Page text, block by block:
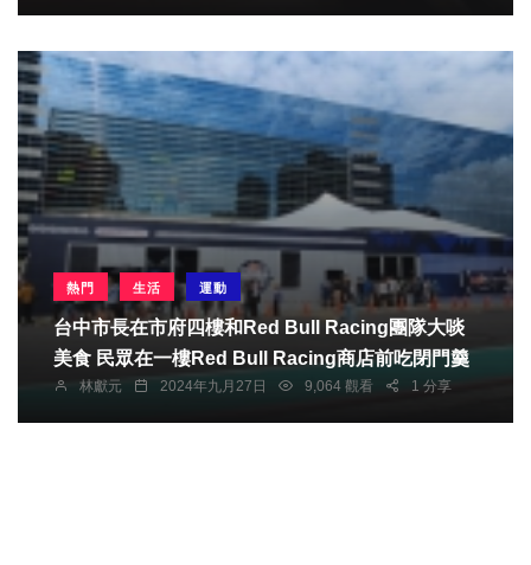
熱門 生活 運動
台中市長在市府四樓和Red Bull Racing團隊大啖
美食 民眾在一樓Red Bull Racing商店前吃閉門羹
林獻元 2024年九月27日 9,064 觀看 1 分享